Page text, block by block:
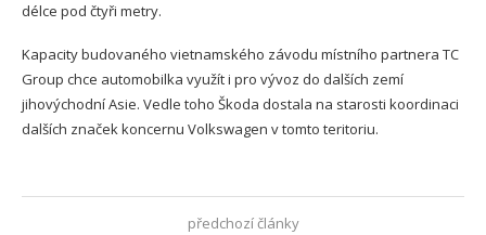
délce pod čtyři metry.
Kapacity budovaného vietnamského závodu místního partnera TC
Group chce automobilka využít i pro vývoz do dalších zemí
jihovýchodní Asie. Vedle toho Škoda dostala na starosti koordinaci
dalších značek koncernu Volkswagen v tomto teritoriu.
předchozí články